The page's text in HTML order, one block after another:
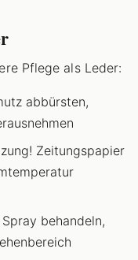
Pflege als Leder:
abbürsten,
Zeitungspapier
behandeln,